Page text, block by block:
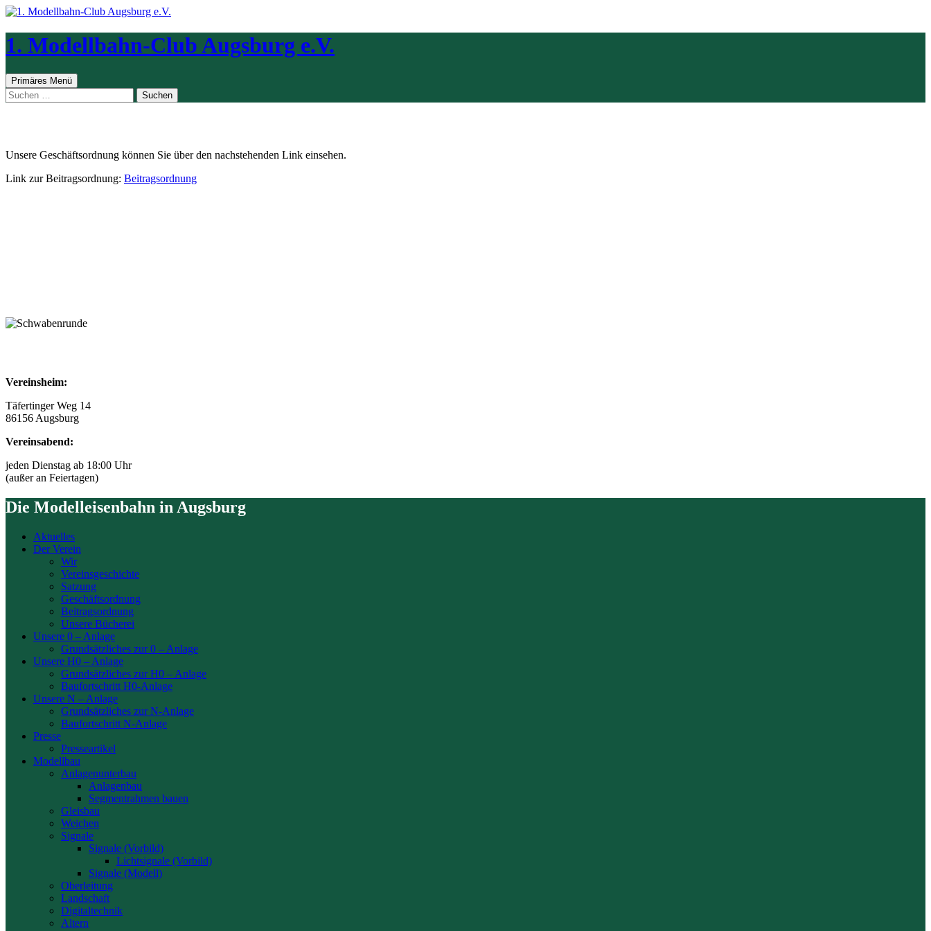
Zum
springen
1. Modellbahn-Club Augsburg e.V.
Suchen
Primäres Menü
Suchen
nach:
Unsere Geschäftsordnung können Sie über den nachstehenden Link einsehen.
Link zur Beitragsordnung: Beitragsordnung
Vereinsheim:
Täfertinger Weg 14
86156 Augsburg
Vereinsabend:
jeden Dienstag ab 18:00 Uhr
(außer an Feiertagen)
Die Modelleisenbahn in Augsburg
Aktuelles
Der Verein
Wir
Vereinsgeschichte
Satzung
Geschäftsordnung
Beitragsordnung
Unsere Bücherei
Unsere 0 – Anlage
Grundsätzliches zur 0 – Anlage
Unsere H0 – Anlage
Grundsätzliches zur H0 – Anlage
Baufortschritt H0-Anlage
Unsere N – Anlage
Grundsätzliches zur N-Anlage
Baufortschritt N-Anlage
Presse
Presseartikel
Modellbau
Anlagenunterbau
Anlagenbau
Segmentrahmen bauen
Gleisbau
Weichen
Signale
Signale (Vorbild)
Lichtsignale (Vorbild)
Signale (Modell)
Oberleitung
Landschaft
Digitaltechnik
Altern